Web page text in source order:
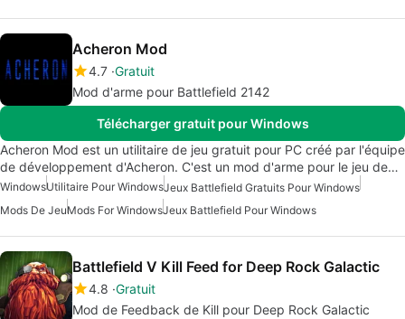
Acheron Mod
4.7 Gratuit
Mod d'arme pour Battlefield 2142
Télécharger gratuit pour Windows
Acheron Mod est un utilitaire de jeu gratuit pour PC créé par l'équipe
de développement d'Acheron. C'est un mod d'arme pour le jeu de…
WindowsUtilitaire Pour WindowsJeux Battlefield Gratuits Pour Windows
Mods De JeuMods For WindowsJeux Battlefield Pour Windows
Battlefield V Kill Feed for Deep Rock Galactic
4.8 Gratuit
Mod de Feedback de Kill pour Deep Rock Galactic